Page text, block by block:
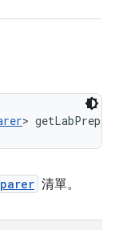
>
清單。